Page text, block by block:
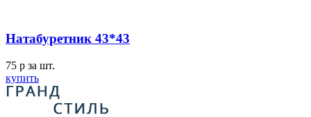
Натабуретник 43*43
75 p за шт.
купить